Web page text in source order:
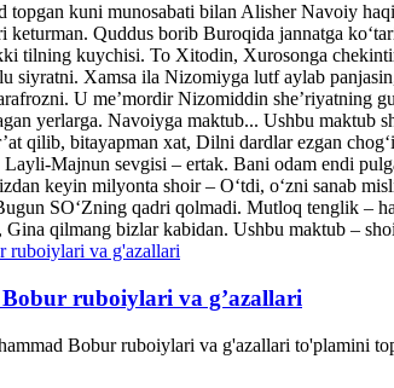
kuni munosabati bilan Alisher Navoiy
keturman. Quddus borib Buroqida jannatga
tilning kuychisi. To Xitodin, Xurosonga
siyratni. Xamsa ila Nizomiyga lutf aylab
U me’mordir Nizomiddin she’riyatning
yerlarga. Navoiyga maktub... Ushbu maktub
qilib, bitayapman xat, Dilni dardlar ezgan
Majnun sevgisi – ertak. Bani odam endi
keyin milyonta shoir – O‘tdi, o‘zni sanab
SO‘Zning qadri qolmadi. Mutloq tenglik –
qilmang bizlar kabidan. Ushbu maktub –
ruboiylari va g’azallari
Bobur ruboiylari va g'azallari to'plamini